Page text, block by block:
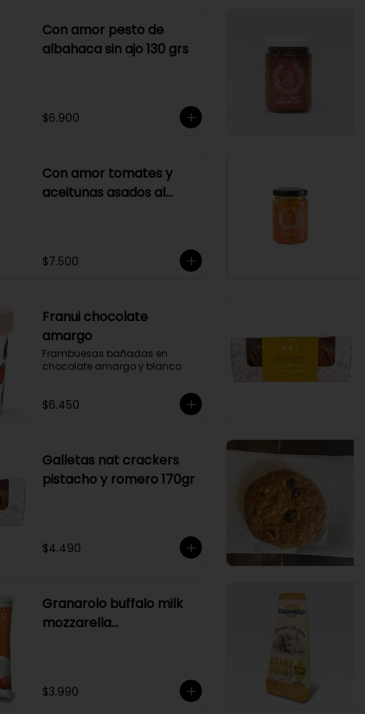
Con amor pesto de
albahaca sin ajo 130 grs
$6.900
Con amor tomates y
aceitunas asados al
$7.500
Franui chocolate
amargo
Frambuesas bañadas en
chocolate amargo y blanco
$6.450
Galletas nat crackers
pistacho y romero 170gr
$4.490
Granarolo buffalo milk
mozzarella
$3.990